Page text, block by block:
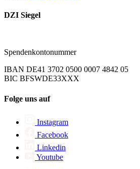
DZI Siegel
Spendenkontonummer
IBAN DE41 3702 0500 0007 4842 05
BIC BFSWDE33XXX
Folge uns auf
Instagram
Facebook
Linkedin
Youtube